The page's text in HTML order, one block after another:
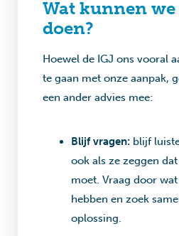
Wat kunnen
doen?
Hoewel de IGJ ons vooral
te gaan met onze aanpak,
een ander advies mee:
Blijf vragen: blijf
ook als ze zeggen
moet. Vraag door
hebben en zoek
oplossing.